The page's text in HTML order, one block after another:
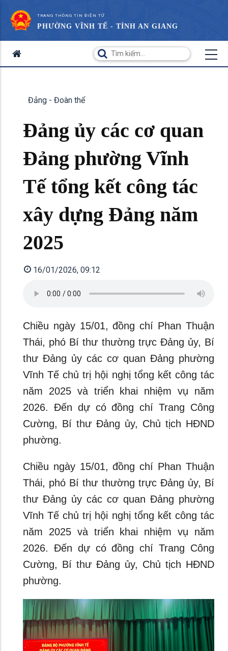
TRANG THÔNG TIN ĐIỆN TỬ
PHƯỜNG VĨNH TẾ - TỈNH AN GIANG
Đảng - Đoàn thể
Đảng ủy các cơ quan
Đảng phường Vĩnh
Tế tổng kết công tác
xây dựng Đảng năm
2025
16/01/2026, 09:12
Chiều ngày 15/01, đồng chí Phan Thuận
Thái, phó Bí thư thường trực Đảng ủy, Bí
thư Đảng ủy các cơ quan Đảng phường
Vĩnh Tế chủ trị hội nghị tổng kết công tác
năm 2025 và triển khai nhiệm vụ năm
2026. Đến dự có đồng chí Trang Công
Cường, Bí thư Đảng ủy, Chủ tịch HĐND
phường.
Chiều ngày 15/01, đồng chí Phan Thuận
Thái, phó Bí thư thường trực Đảng ủy, Bí
thư Đảng ủy các cơ quan Đảng phường
Vĩnh Tế chủ trị hội nghị tổng kết công tác
năm 2025 và triển khai nhiệm vụ năm
2026. Đến dự có đồng chí Trang Công
Cường, Bí thư Đảng ủy, Chủ tịch HĐND
phường.